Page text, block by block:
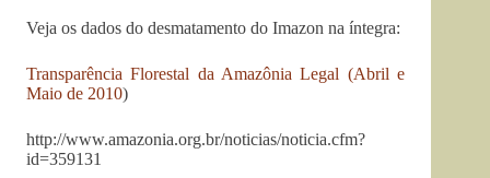
Veja os dados do desmatamento do Imazon na íntegra:
Transparência Florestal da Amazônia Legal (Abril e
Maio de 2010)
http://www.amazonia.org.br/noticias/noticia.cfm?
id=359131